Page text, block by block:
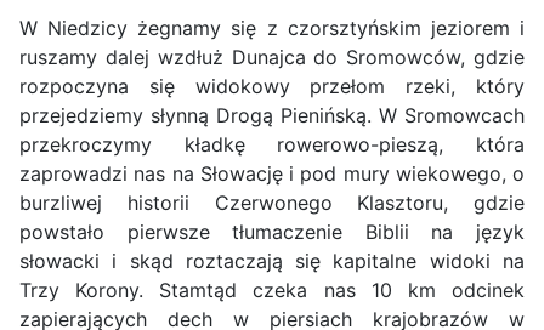
W Niedzicy żegnamy się z czorsztyńskim jeziorem i
ruszamy dalej wzdłuż Dunajca do Sromowców, gdzie
rozpoczyna się widokowy przełom rzeki, który
przejedziemy słynną Drogą Pienińską. W Sromowcach
przekroczymy kładkę rowerowo-pieszą, która
zaprowadzi nas na Słowację i pod mury wiekowego, o
burzliwej historii Czerwonego Klasztoru, gdzie
powstało pierwsze tłumaczenie Biblii na język
słowacki i skąd roztaczają się kapitalne widoki na
Trzy Korony. Stamtąd czeka nas 10 km odcinek
zapierających dech w piersiach krajobrazów w